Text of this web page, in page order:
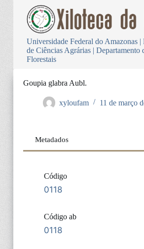
Universidade Federal do Amazonas |
de Ciências Agrárias | Departamento
Florestais
Goupia glabra Aubl.
xyloufam 11 de março
Metadados
Código
0118
Código ab
0118